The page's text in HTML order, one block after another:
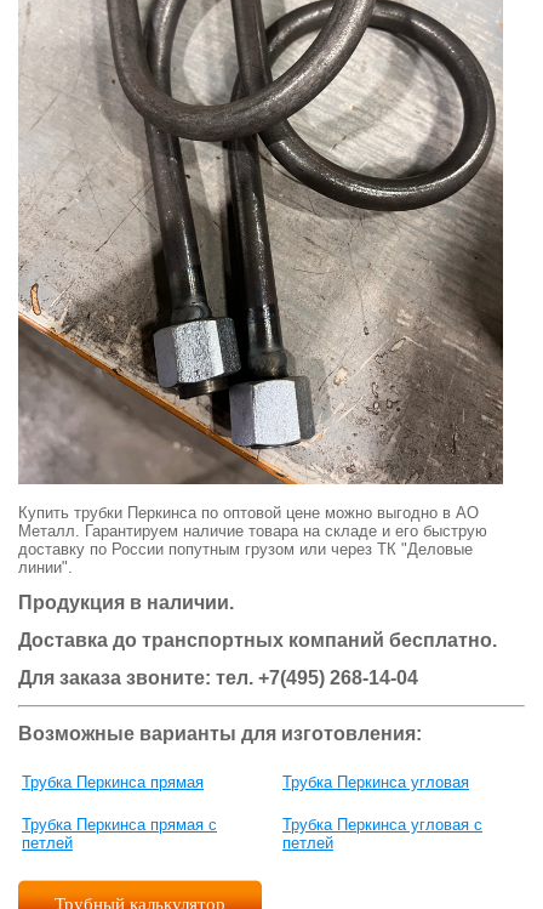
Купить трубки Перкинса по оптовой цене можно выгодно в АО
Металл. Гарантируем наличие товара на складе и его быструю
доставку по России попутным грузом или через ТК "Деловые
линии".
Продукция в наличии.
Доставка до транспортных компаний бесплатно.
Для заказа звоните: тел. +7(495) 268-14-04
Возможные варианты для изготовления:
Трубка Перкинса прямая Трубка Перкинса угловая
Трубка Перкинса прямая с
петлей
Трубка Перкинса угловая с
петлей
Трубный калькулятор